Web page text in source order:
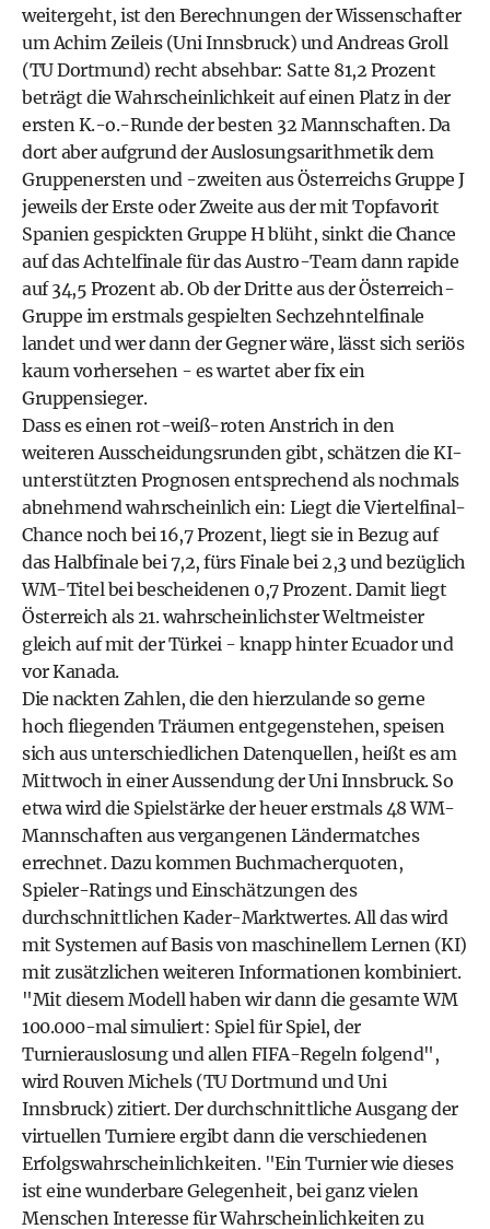
weitergeht, ist den Berechnungen der Wissenschafter
um Achim Zeileis (Uni Innsbruck) und Andreas Groll
(TU Dortmund) recht absehbar: Satte 81,2 Prozent
beträgt die Wahrscheinlichkeit auf einen Platz in der
ersten K.-o.-Runde der besten 32 Mannschaften. Da
dort aber aufgrund der Auslosungsarithmetik dem
Gruppenersten und -zweiten aus Österreichs Gruppe J
jeweils der Erste oder Zweite aus der mit Topfavorit
Spanien gespickten Gruppe H blüht, sinkt die Chance
auf das Achtelfinale für das Austro-Team dann rapide
auf 34,5 Prozent ab. Ob der Dritte aus der Österreich-
Gruppe im erstmals gespielten Sechzehntelfinale
landet und wer dann der Gegner wäre, lässt sich seriös
kaum vorhersehen - es wartet aber fix ein
Gruppensieger.
Dass es einen rot-weiß-roten Anstrich in den
weiteren Ausscheidungsrunden gibt, schätzen die KI-
unterstützten Prognosen entsprechend als nochmals
abnehmend wahrscheinlich ein: Liegt die Viertelfinal-
Chance noch bei 16,7 Prozent, liegt sie in Bezug auf
das Halbfinale bei 7,2, fürs Finale bei 2,3 und bezüglich
WM-Titel bei bescheidenen 0,7 Prozent. Damit liegt
Österreich als 21. wahrscheinlichster Weltmeister
gleich auf mit der Türkei - knapp hinter Ecuador und
vor Kanada.
Die nackten Zahlen, die den hierzulande so gerne
hoch fliegenden Träumen entgegenstehen, speisen
sich aus unterschiedlichen Datenquellen, heißt es am
Mittwoch in einer Aussendung der Uni Innsbruck. So
etwa wird die Spielstärke der heuer erstmals 48 WM-
Mannschaften aus vergangenen Ländermatches
errechnet. Dazu kommen Buchmacherquoten,
Spieler-Ratings und Einschätzungen des
durchschnittlichen Kader-Marktwertes. All das wird
mit Systemen auf Basis von maschinellem Lernen (KI)
mit zusätzlichen weiteren Informationen kombiniert.
"Mit diesem Modell haben wir dann die gesamte WM
100.000-mal simuliert: Spiel für Spiel, der
Turnierauslosung und allen FIFA-Regeln folgend",
wird Rouven Michels (TU Dortmund und Uni
Innsbruck) zitiert. Der durchschnittliche Ausgang der
virtuellen Turniere ergibt dann die verschiedenen
Erfolgswahrscheinlichkeiten. "Ein Turnier wie dieses
ist eine wunderbare Gelegenheit, bei ganz vielen
Menschen Interesse für Wahrscheinlichkeiten zu